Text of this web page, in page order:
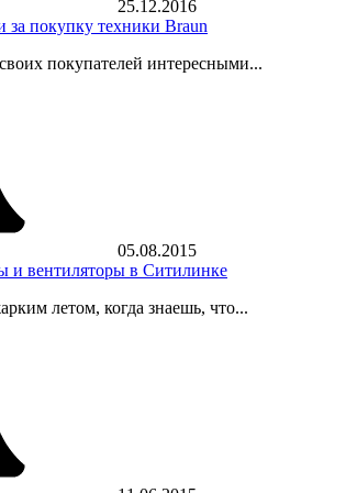
25.12.2016
за покупку техники Braun
покупателей интересными...
05.08.2015
и вентиляторы в Ситилинке
летом, когда знаешь, что...